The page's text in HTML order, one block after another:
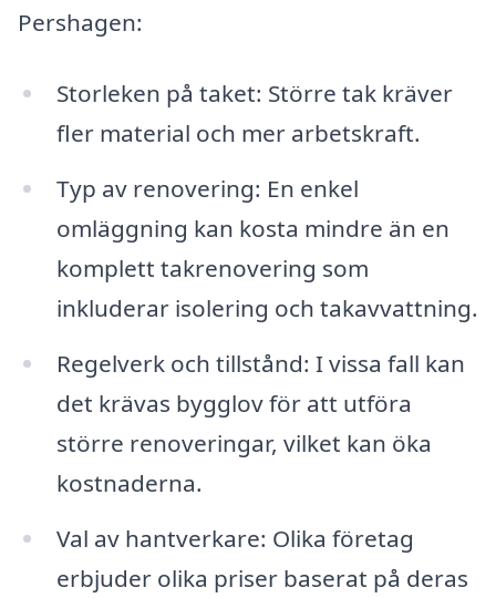
Pershagen:
Storleken på taket: Större tak kräver
fler material och mer arbetskraft.
Typ av renovering: En enkel
omläggning kan kosta mindre än en
komplett takrenovering som
inkluderar isolering och takavvattning.
Regelverk och tillstånd: I vissa fall kan
det krävas bygglov för att utföra
större renoveringar, vilket kan öka
kostnaderna.
Val av hantverkare: Olika företag
erbjuder olika priser baserat på deras